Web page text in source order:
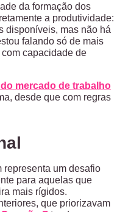
da formação dos
a produtividade:
disponíveis, mas não há
falando só de mais
capacidade de
mercado de trabalho
desde que com regras
representa um desafio
para aquelas que
mais rígidos.
que priorizavam